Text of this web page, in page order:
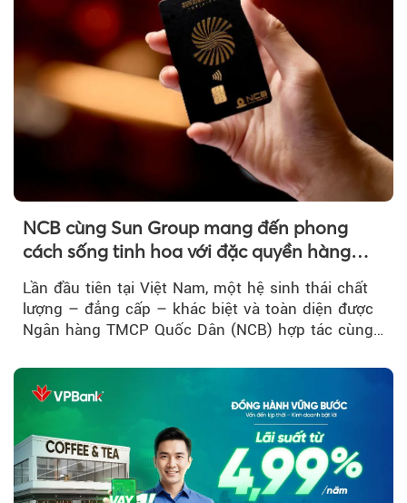
NCB cùng Sun Group mang đến phong
cách sống tinh hoa với đặc quyền hàng
đầu Việt Nam
Lần đầu tiên tại Việt Nam, một hệ sinh thái chất
lượng – đẳng cấp – khác biệt và toàn diện được
Ngân hàng TMCP Quốc Dân (NCB) hợp tác cùng